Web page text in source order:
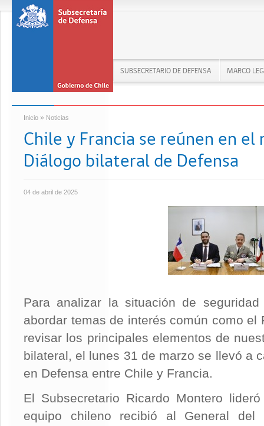
SUBSECRETARIO DE DEFENSA MARCO
Inicio » Noticias
Chile y Francia se reúnen en el
Diálogo bilateral de Defensa
04 de abril de 2025
Para analizar la situación de
abordar temas de interés común como el
revisar los principales elementos de
bilateral, el lunes 31 de marzo se llevó a
en Defensa entre Chile y Francia.
El Subsecretario Ricardo Montero
equipo chileno recibió al General del